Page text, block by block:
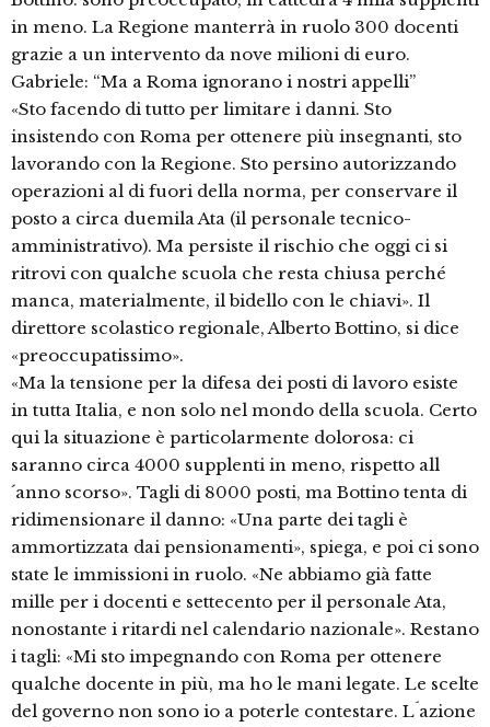
in meno. La Regione manterrà in ruolo 300 docenti
grazie a un intervento da nove milioni di euro.
Gabriele: “Ma a Roma ignorano i nostri appelli”
«Sto facendo di tutto per limitare i danni. Sto
insistendo con Roma per ottenere più insegnanti, sto
lavorando con la Regione. Sto persino autorizzando
operazioni al di fuori della norma, per conservare il
posto a circa duemila Ata (il personale tecnico-
amministrativo). Ma persiste il rischio che oggi ci si
ritrovi con qualche scuola che resta chiusa perché
manca, materialmente, il bidello con le chiavi». Il
direttore scolastico regionale, Alberto Bottino, si dice
«preoccupatissimo».
«Ma la tensione per la difesa dei posti di lavoro esiste
in tutta Italia, e non solo nel mondo della scuola. Certo
qui la situazione è particolarmente dolorosa: ci
saranno circa 4000 supplenti in meno, rispetto all
´anno scorso». Tagli di 8000 posti, ma Bottino tenta di
ridimensionare il danno: «Una parte dei tagli è
ammortizzata dai pensionamenti», spiega, e poi ci sono
state le immissioni in ruolo. «Ne abbiamo già fatte
mille per i docenti e settecento per il personale Ata,
nonostante i ritardi nel calendario nazionale». Restano
i tagli: «Mi sto impegnando con Roma per ottenere
qualche docente in più, ma ho le mani legate. Le scelte
del governo non sono io a poterle contestare. L´azione